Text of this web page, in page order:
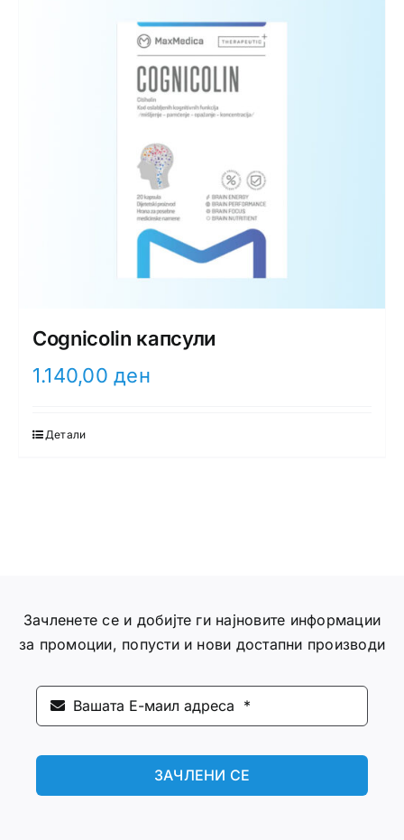
Cognicolin капсули
1.140,00ден
Детали
Зачленете се и добијте ги најновите информации
за промоции, попусти и нови достапни производи
ЗАЧЛЕНИ СЕ